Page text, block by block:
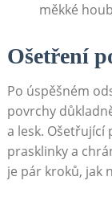
měkké
Ošetření
Po úspěšném
povrchy
a lesk.
prasklinky a
je pár kroků, jak